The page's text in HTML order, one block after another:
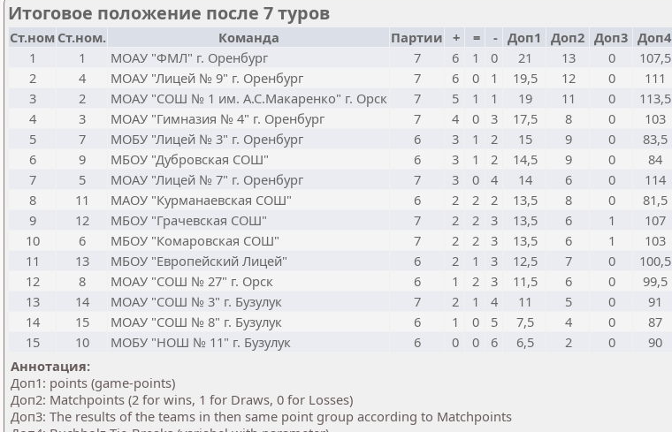
Итоговое положение после 7 туров
Ст.ном Ст.ном. Команда Партии + = - Доп1 Доп2 Доп3 Доп4
1
1 МОАУ "ФМЛ" г. Оренбург 7 6 1 0 21 13 0
107,5
2
4 МОАУ "Лицей № 9" г. Оренбург 7 6 0 1 19,5 12 0
111
3
2 МОАУ "СОШ № 1 им. А.С.Макаренко" г. Орск 7 5 1 1 19 11 0
113,5
4
3 МОАУ "Гимназия № 4" г. Оренбург 7 4 0 3 17,5 8 0
103
5
7 МОБУ "Лицей № 3" г. Оренбург 6 3 1 2 15 9 0
83,5
6
9 МБОУ "Дубровская СОШ" 6 3 1 2 14,5 9 0
84
7
5 МОАУ "Лицей № 7" г. Оренбург 7 3 0 4 14 6 0
114
8
11 МАОУ "Курманаевская СОШ" 6 2 2 2 13,5 8 0
81,5
9
12 МБОУ "Грачевская СОШ" 7 2 2 3 13,5 6 1
107
10
6 МБОУ "Комаровская СОШ" 7 2 2 3 13,5 6 1
103
11
13 МБОУ "Европейский Лицей" 6 2 1 3 12,5 7 0
100,5
12
8 МОАУ "СОШ № 27" г. Орск 6 1 2 3 11,5 6 0
99,5
13
14 МОАУ "СОШ № 3" г. Бузулук 7 2 1 4 11 5 0
91
14
15 МОАУ "СОШ № 8" г. Бузулук 6 1 0 5 7,5 4 0
87
15
10 МОБУ "НОШ № 11" г. Бузулук 6 0 0 6 6,5 2 0
90
Аннотация:
Доп1: points (game-points)
Доп2: Matchpoints (2 for wins, 1 for Draws, 0 for Losses)
Доп3: The results of the teams in then same point group according to Matchpoints